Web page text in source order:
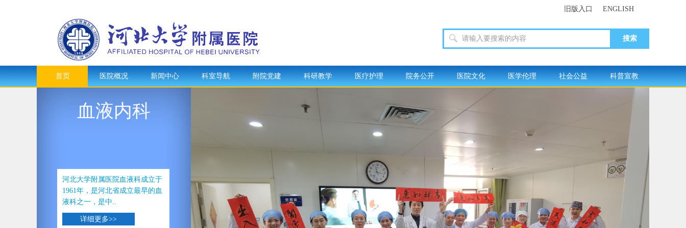
旧版入口 ENGLISH
请输入要搜索的内容
首页 医院概况 新闻中心 科室导航 附院党建 科研教学 医疗护理 院务公开 医院文化 医学伦理 社会公益 科普宣教
血液内科
河北大学附属医院血液科成立于
1961年，是河北省成立最早的血
液科之一，是中..
详细更多>>